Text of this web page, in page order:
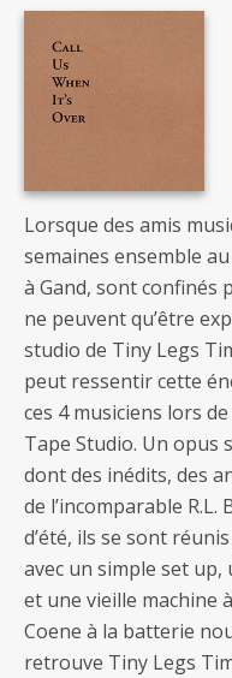
Lorsque des amis
semaines ensemble
à Gand, sont confinés
ne peuvent qu’être
studio de Tiny Legs
peut ressentir cette
ces 4 musiciens lors
Tape Studio. Un opus
dont des inédits, des
de l’incomparable
d’été, ils se sont
avec un simple set up,
et une vieille machine
Coene à la batterie
retrouve Tiny Legs